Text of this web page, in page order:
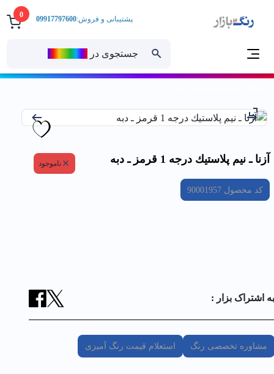
0
جستجوی در
پشتیبانی و فروش:09917797600
آزنا ـ نيم پلاستيك درجه 1 قرمز ـ دبه ناموجود
کد محصول90001957
به اشتراک بزار :
مشاوره تخصصی رنگ استعلام قیمت رنگ آمیزی